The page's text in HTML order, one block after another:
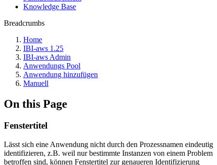
Knowledge Base
Breadcrumbs
Home
IBI-aws 1.25
IBI-aws Admin
Anwendungs Pool
Anwendung hinzufügen
Manuell
On this Page
Fenstertitel
Lässt sich eine Anwendung nicht durch den Prozessnamen eindeutig
identifizieren, z.B. weil nur bestimmte Instanzen von einem Problem
betroffen sind, können Fenstertitel zur genaueren Identifizierung